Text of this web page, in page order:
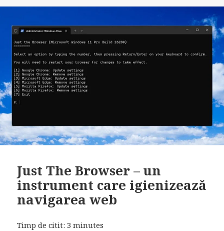
Just The Browser – un
instrument care igienizează
navigarea web
Timp de citit:3 minutes